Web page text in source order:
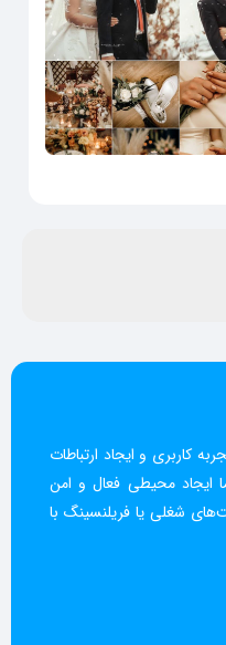
کاربری و ایجاد ارتباطات
ما ایجاد محیطی فعال و امن
شغلی یا فریلنسینگ با